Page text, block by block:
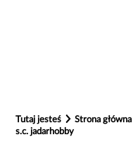
Tutaj jesteś Strona główna
s.c. jadarhobby